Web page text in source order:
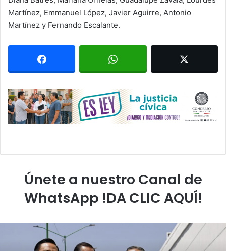
Martínez, Emmanuel López, Javier Aguirre, Antonio
Martínez y Fernando Escalante.
Únete a nuestro Canal de
WhatsApp !DA CLIC AQUÍ!